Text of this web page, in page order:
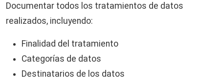
Documentar todos los tratamientos de datos
realizados, incluyendo:
Finalidad del tratamiento
Categorías de datos
Destinatarios de los datos